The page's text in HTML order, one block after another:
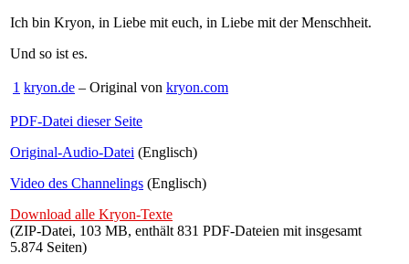
Ich bin Kryon, in Liebe mit euch, in Liebe mit der Menschheit.
Und so ist es.
1 kryon.de – Original von kryon.com
PDF-Datei dieser Seite
Original-Audio-Datei (Englisch)
Video des Channelings (Englisch)
Download alle Kryon-Texte
(ZIP-Datei, 103 MB, enthält 831 PDF-Dateien mit insgesamt
5.874 Seiten)